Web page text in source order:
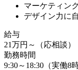
マーケティン
デザイン力に
給与
21万円～（応相談）
勤務時間
9:30～18:30（実働8